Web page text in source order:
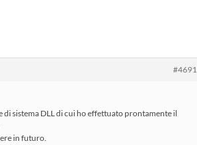
#4691
di sistema DLL di cui ho effettuato prontamente il
in futuro.